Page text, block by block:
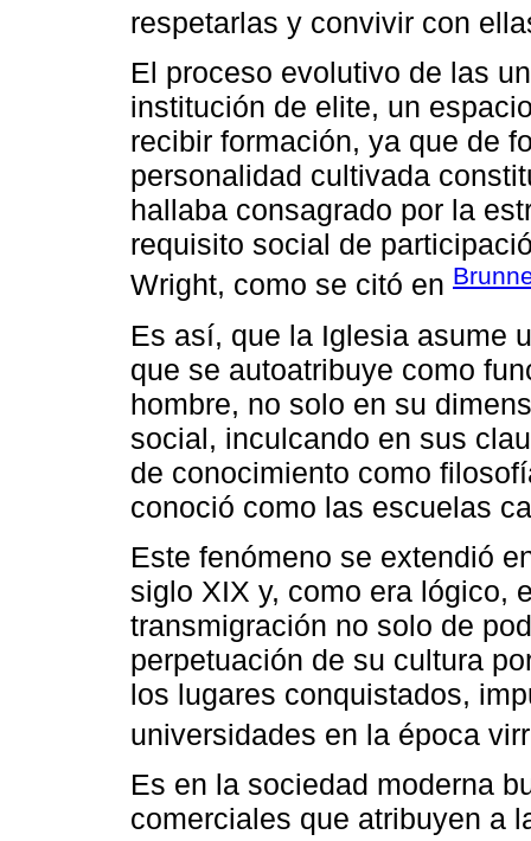
respetarlas y convivir con
El proceso evolutivo de las
institución de elite, un
recibir formación, ya que de
personalidad cultivada
hallaba consagrado por la
requisito social de
Wright, como se citó en
Es así, que la Iglesia asume
que se autoatribuye como
hombre, no solo en su
social, inculcando en sus
de conocimiento como
conoció como las escuelas
Este fenómeno se extendió
siglo XIX y, como era lógico,
transmigración no solo de
perpetuación de su cultura
los lugares conquistados,
universidades en la época
Es en la sociedad moderna
comerciales que atribuyen a